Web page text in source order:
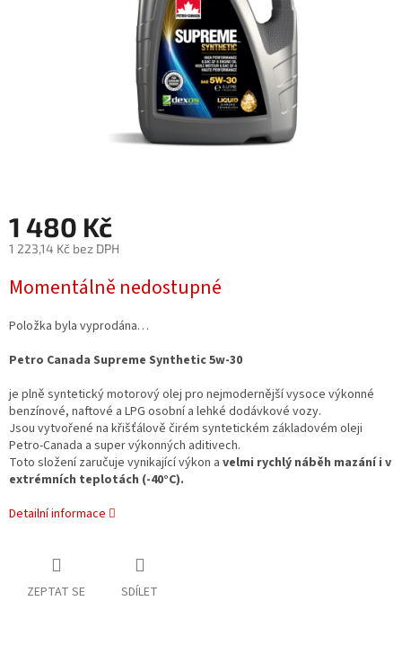
1 480 Kč
1 223,14 Kč bez DPH
cena:
Momentálně nedostupné
Položka byla vyprodána…
Petro Canada Supreme Synthetic 5w-30
je plně syntetický motorový olej pro nejmodernější vysoce výkonné
benzínové, naftové a LPG osobní a lehké dodávkové vozy.
Jsou vytvořené na křišťálově čirém syntetickém základovém oleji
Petro-Canada a super výkonných aditivech.
Toto složení zaručuje vynikající výkon a velmi rychlý náběh mazání i v
extrémních teplotách (-40°C).
Detailní informace
ZEPTAT SE SDÍLET